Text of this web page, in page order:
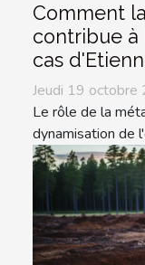
Comment
contribue à
cas
Jeudi 19
Le rôle de la
dynamisation de